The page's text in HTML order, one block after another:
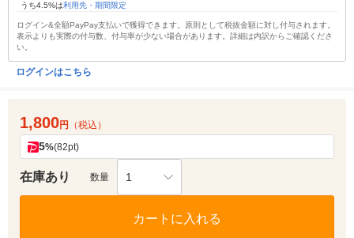
うち4.5%は利用先・期間限定
ログイン&全額PayPay支払いで獲得できます。原則として税抜金額に対し付与されます。
表示よりも実際の付与数、付与率が少ない場合があります。詳細は内訳からご確認くださ
い。
ログインはこちら
1,800円 （税込）
5%(82pt)
在庫あり 数量 1
カートに入れる